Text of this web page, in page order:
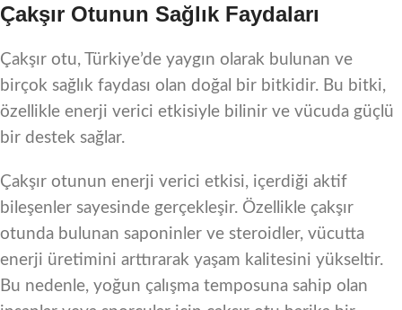
Çakşır Otunun Sağlık Faydaları
Çakşır otu, Türkiye’de yaygın olarak bulunan ve
birçok sağlık faydası olan doğal bir bitkidir. Bu bitki,
özellikle enerji verici etkisiyle bilinir ve vücuda güçlü
bir destek sağlar.
Çakşır otunun enerji verici etkisi, içerdiği aktif
bileşenler sayesinde gerçekleşir. Özellikle çakşır
otunda bulunan saponinler ve steroidler, vücutta
enerji üretimini arttırarak yaşam kalitesini yükseltir.
Bu nedenle, yoğun çalışma temposuna sahip olan